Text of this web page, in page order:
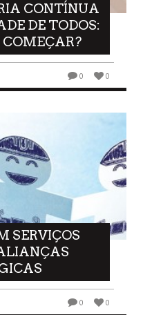
CONTÍNUA
DE TODOS:
COMEÇAR?
0 0
SERVIÇOS
0 0